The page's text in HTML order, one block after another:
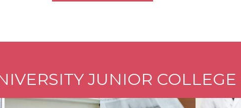
JUNIOR COLLEGE